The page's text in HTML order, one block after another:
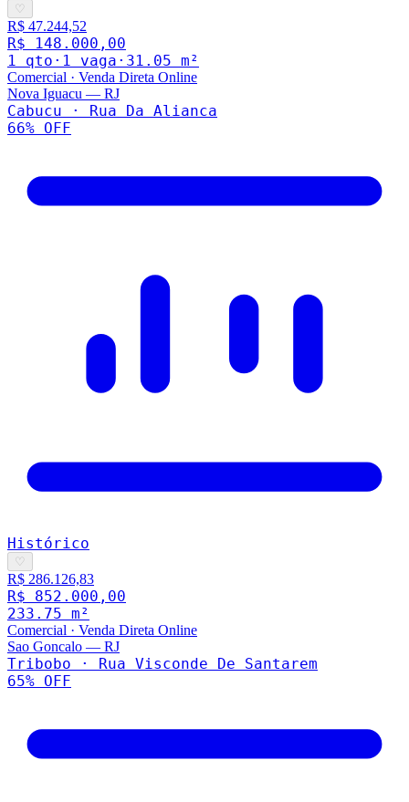
♡
R$ 47.244,52
R$ 148.000,00
1 qto · 1 vaga · 31.05 m²
Comercial · Venda Direta Online
Nova Iguacu — RJ
Cabucu · Rua Da Alianca
66% OFF
Histórico
♡
R$ 286.126,83
R$ 852.000,00
233.75 m²
Comercial · Venda Direta Online
Sao Goncalo — RJ
Tribobo · Rua Visconde De Santarem
65% OFF